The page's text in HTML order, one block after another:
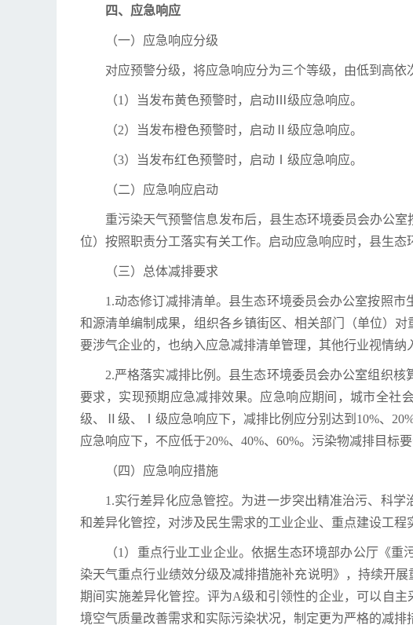
四、应急响应
（一）应急响应分级
对应预警分级，将应急响应分为三个等级，由低到高
（1）当发布黄色预警时，启动Ⅲ级应急响应。
（2）当发布橙色预警时，启动Ⅱ级应急响应。
（3）当发布红色预警时，启动Ⅰ级应急响应。
（二）应急响应启动
重污染天气预警信息发布后，县生态环境委员会办公
位）按照职责分工落实有关工作。启动应急响应时，县生
（三）总体减排要求
1.动态修订减排清单。县生态环境委员会办公室按照
和源清单编制成果，组织各乡镇街区、相关部门（单位）
要涉气企业的，也纳入应急减排清单管理，其他行业视情
2.严格落实减排比例。县生态环境委员会办公室组织
要求，实现预期应急减排效果。应急响应期间，城市全社
级、Ⅱ级、Ⅰ级应急响应下，减排比例应分别达到10%、
应急响应下，不应低于20%、40%、60%。污染物减排目标
（四）应急响应措施
1.实行差异化应急管控。为进一步突出精准治污、科
和差异化管控，对涉及民生需求的工业企业、重点建设工程
（1）重点行业工业企业。依据生态环境部办公厅《
染天气重点行业绩效分级及减排措施补充说明》，持续开
期间实施差异化管控。评为A级和引领性的企业，可以自
境空气质量改善需求和实际污染状况，制定更为严格的减